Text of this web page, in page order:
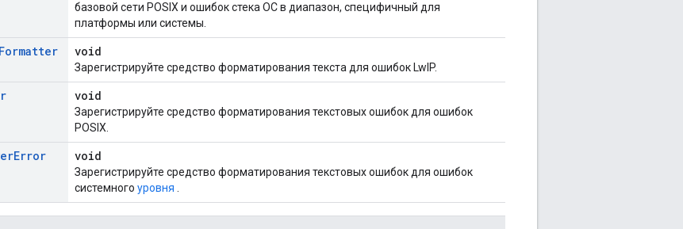
базовой сети POSIX и ошибок стека ОС в диапазон, специфичный для
платформы или системы.
Formatter
void
Зарегистрируйте средство форматирования текста для ошибок LwIP.
void
Зарегистрируйте средство форматирования текстовых ошибок для ошибок
POSIX.
Error
void
Зарегистрируйте средство форматирования текстовых ошибок для ошибок
системного уровня